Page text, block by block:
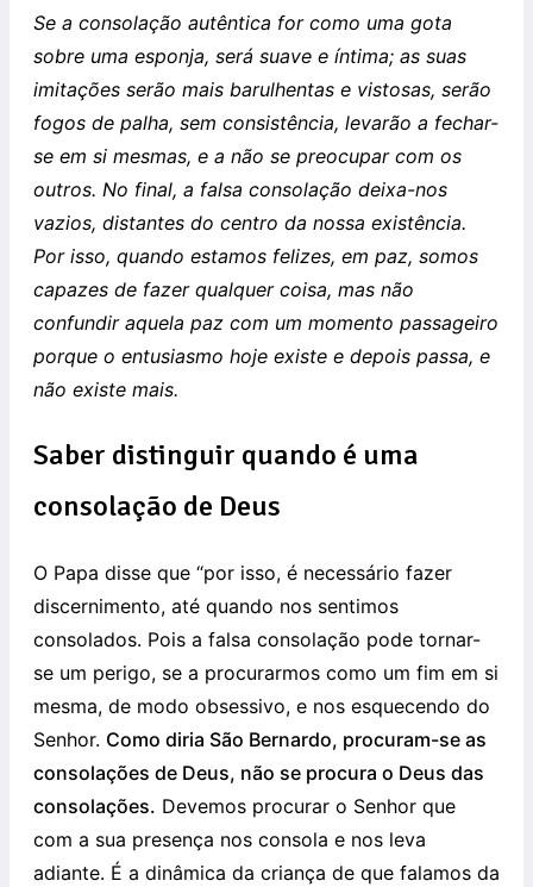
Se a consolação autêntica for como uma gota
sobre uma esponja, será suave e íntima; as suas
imitações serão mais barulhentas e vistosas, serão
fogos de palha, sem consistência, levarão a fechar-
se em si mesmas, e a não se preocupar com os
outros. No final, a falsa consolação deixa-nos
vazios, distantes do centro da nossa existência.
Por isso, quando estamos felizes, em paz, somos
capazes de fazer qualquer coisa, mas não
confundir aquela paz com um momento passageiro
porque o entusiasmo hoje existe e depois passa, e
não existe mais.
Saber distinguir quando é uma
consolação de Deus
O Papa disse que “por isso, é necessário fazer
discernimento, até quando nos sentimos
consolados. Pois a falsa consolação pode tornar-
se um perigo, se a procurarmos como um fim em si
mesma, de modo obsessivo, e nos esquecendo do
Senhor. Como diria São Bernardo, procuram-se as
consolações de Deus, não se procura o Deus das
consolações. Devemos procurar o Senhor que
com a sua presença nos consola e nos leva
adiante. É a dinâmica da criança de que falamos da